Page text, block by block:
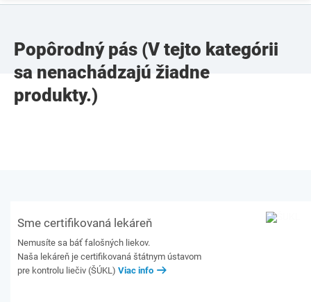
Popôrodný pás (V tejto kategórii
sa nenachádzajú žiadne
produkty.)
Sme certifikovaná lekáreň
Nemusíte sa báť falošných liekov.
Naša lekáreň je certifikovaná štátnym ústavom
pre kontrolu liečiv (ŠÚKL) Viac info